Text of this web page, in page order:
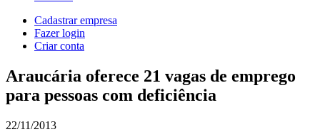
Cadastrar empresa
Fazer login
Criar conta
Araucária oferece 21 vagas de emprego
para pessoas com deficiência
22/11/2013